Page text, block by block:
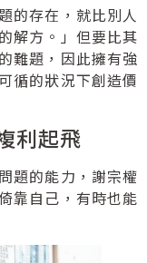
的存在，就比別人
解方。」但要比其
難題，因此擁有強
循的狀況下創造價
利起飛
題的能力，謝宗權
靠自己，有時也能